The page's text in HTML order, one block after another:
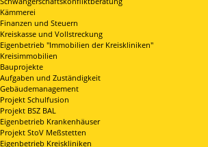
Kämmerei
Finanzen und Steuern
Kreiskasse und Vollstreckung
Eigenbetrieb "Immobilien der Kreiskliniken"
Kreisimmobilien
Bauprojekte
Aufgaben und Zuständigkeit
Gebäudemanagement
Projekt Schulfusion
Projekt BSZ BAL
Eigenbetrieb Krankenhäuser
Projekt StoV Meßstetten
Eigenbetrieb Kreiskliniken